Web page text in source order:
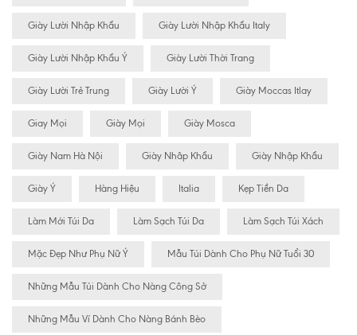
Giày Lười Nhập Khẩu Giày Lười Nhập Khẩu Italy
Giày Lười Nhập Khẩu Ý Giày Lười Thời Trang
Giày Lười Trẻ Trung Giày Lười Ý Giày Moccas Itlay
Giay Mọi Giày Mọi Giày Mosca
Giày Nam Hà Nội Giày Nhâp Khẩu Giày Nhập Khẩu
Giày Ý Hàng Hiệu Italia Kẹp Tiền Da
Làm Mới Túi Da Làm Sạch Túi Da Làm Sạch Túi Xách
Mặc Đẹp Như Phụ Nữ Ý Mẫu Túi Dành Cho Phụ Nữ Tuổi 30
Những Mẫu Túi Dành Cho Nàng Công Sở
Những Mẫu Ví Dành Cho Nàng Bánh Bèo